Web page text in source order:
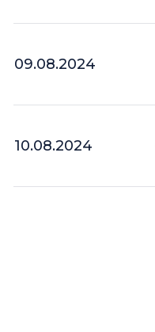
09.08.2024
10.08.2024